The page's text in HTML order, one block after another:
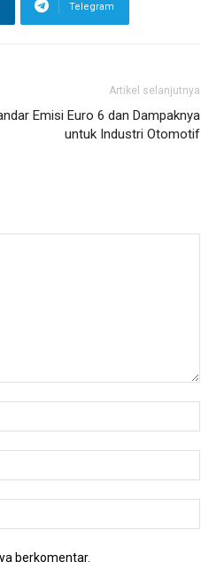
Telegram
Artikel selanjutnya
Emisi Euro 6 dan Dampaknya
untuk Industri Otomotif
berkomentar.